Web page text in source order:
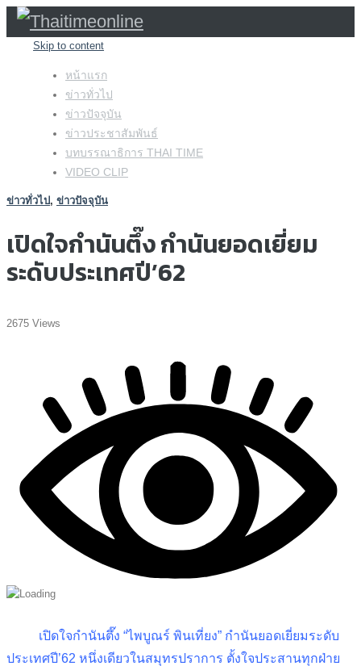
Skip to content
หน้าแรก
ข่าวทั่วไป
ข่าวปัจจุบัน
ข่าวประชาสัมพันธ์
บทบรรณาธิการ THAI TIME
VIDEO CLIP
ข่าวทั่วไป, ข่าวปัจจุบัน
เปิดใจกำนันตึ๊ง กำนันยอดเยี่ยม
ระดับประเทศปี’62
2675 Views
เปิดใจกำนันตึ๊ง “ไพบูณร์ พินเที่ยง” กำนันยอดเยี่ยมระดับ
ประเทศปี’62 หนึ่งเดียวในสมุทรปราการ ตั้งใจประสานทุกฝ่าย